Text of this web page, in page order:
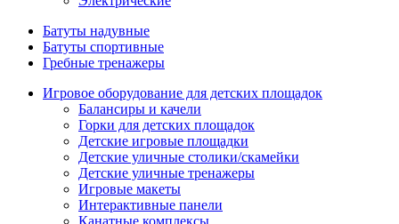
Батуты надувные
Батуты спортивные
Гребные тренажеры
Игровое оборудование для детских площадок
Балансиры и качели
Горки для детских площадок
Детские игровые площадки
Детские уличные столики/скамейки
Детские уличные тренажеры
Игровые макеты
Интерактивные панели
Канатные комплексы